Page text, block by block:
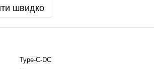
швидко
Type-C-DC